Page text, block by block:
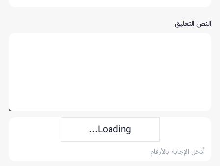
النص التعليق
Loading...